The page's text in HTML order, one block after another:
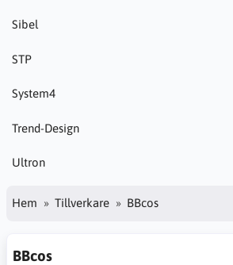
Sibel
STP
System4
Trend-Design
Ultron
Hem Tillverkare BBcos
BBcos